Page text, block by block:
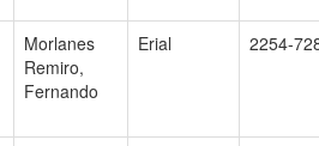
Morlanes
Remiro,
Fernando
Erial 2254-